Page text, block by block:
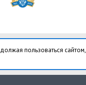
пользоваться